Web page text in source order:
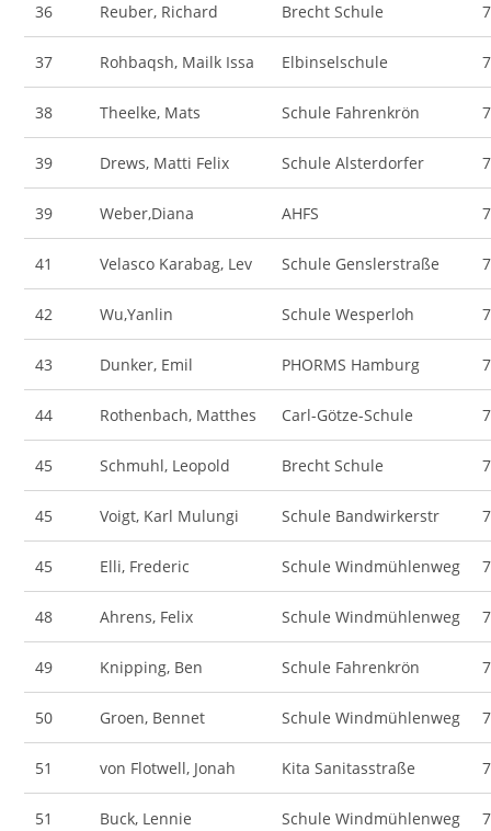
36 Reuber, Richard Brecht Schule 7
37 Rohbaqsh, Mailk Issa Elbinselschule 7
38 Theelke, Mats Schule Fahrenkrön 7
39 Drews, Matti Felix Schule Alsterdorfer 7
39 Weber,Diana AHFS 7
41 Velasco Karabag, Lev Schule Genslerstraße 7
42 Wu,Yanlin Schule Wesperloh 7
43 Dunker, Emil PHORMS Hamburg 7
44 Rothenbach, Matthes Carl-Götze-Schule 7
45 Schmuhl, Leopold Brecht Schule 7
45 Voigt, Karl Mulungi Schule Bandwirkerstr 7
45 Elli, Frederic Schule Windmühlenweg 7
48 Ahrens, Felix Schule Windmühlenweg 7
49 Knipping, Ben Schule Fahrenkrön 7
50 Groen, Bennet Schule Windmühlenweg 7
51 von Flotwell, Jonah Kita Sanitasstraße 7
51 Buck, Lennie Schule Windmühlenweg 7